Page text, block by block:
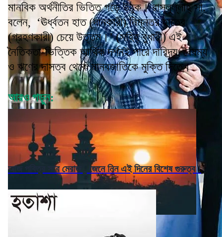
মানবিক অর্থনীতির ভিত্তি গড়ে উঠুক। রাসূলুল্লাহ্ সা.
বলেন, ‘ঊর্ধ্বতন হাত (দানকারী) নিম্নতর হাতের
(গ্রহণকারী) চেয়ে উত্তম।’ (সহিহ্ বুখারী) এই
নৈতিকতা-ভিত্তিক আর্থিক দর্শনই পারে দারিদ্র্য, বৈষম্য
ও ঋণের দাসত্ব থেকে মানবজাতিকে মুক্তি দিতে।
আরও পড়ুন:
আজ পবিত্র সবে মেরাজ , জেনে নিন এই দিনের বিশেষ গুরুত্ব !